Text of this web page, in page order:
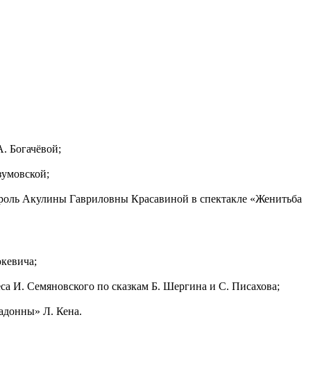
Богачёвой;
Акулины Гавриловны Красавиной в спектакле «Женитьба
И. Семяновского по сказкам Б. Шергина и С. Писахова;
Л. Кена.